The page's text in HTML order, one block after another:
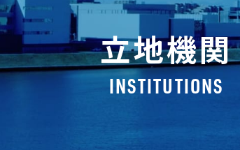
立地機関
INSTITUTIONS